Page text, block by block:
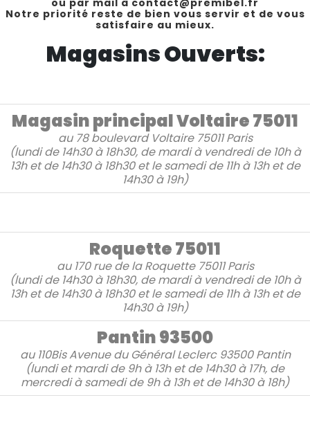
Notre priorité reste de bien vous servir et de vous
satisfaire au mieux.
Magasins Ouverts:
Magasin principal Voltaire 75011
au 78 boulevard Voltaire 75011 Paris
(lundi de 14h30 à 18h30, de mardi à vendredi de 10h à
13h et de 14h30 à 18h30 et le samedi de 11h à 13h et de
14h30 à 19h)
Roquette 75011
au 170 rue de la Roquette 75011 Paris
(lundi de 14h30 à 18h30, de mardi à vendredi de 10h à
13h et de 14h30 à 18h30 et le samedi de 11h à 13h et de
14h30 à 19h)
Pantin 93500
au 110Bis Avenue du Général Leclerc 93500 Pantin
(lundi et mardi de 9h à 13h et de 14h30 à 17h, de
mercredi à samedi de 9h à 13h et de 14h30 à 18h)